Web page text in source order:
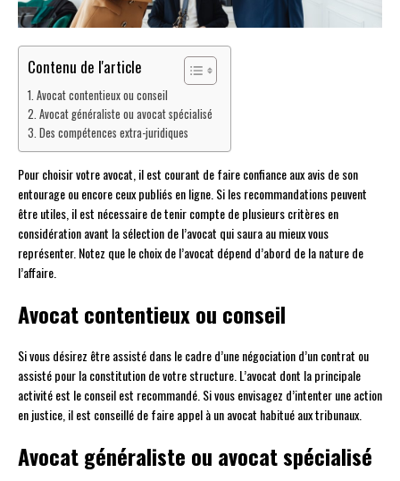
Contenu de l'article
Avocat contentieux ou conseil
Avocat généraliste ou avocat spécialisé
Des compétences extra-juridiques
Pour choisir votre avocat, il est courant de faire confiance aux avis de son
entourage ou encore ceux publiés en ligne. Si les recommandations peuvent
être utiles, il est nécessaire de tenir compte de plusieurs critères en
considération avant la sélection de l’avocat qui saura au mieux vous
représenter. Notez que le choix de l’avocat dépend d’abord de la nature de
l’affaire.
Avocat contentieux ou conseil
Si vous désirez être assisté dans le cadre d’une négociation d’un contrat ou
assisté pour la constitution de votre structure. L’avocat dont la principale
activité est le conseil est recommandé. Si vous envisagez d’intenter une action
en justice, il est conseillé de faire appel à un avocat habitué aux tribunaux.
Avocat généraliste ou avocat spécialisé